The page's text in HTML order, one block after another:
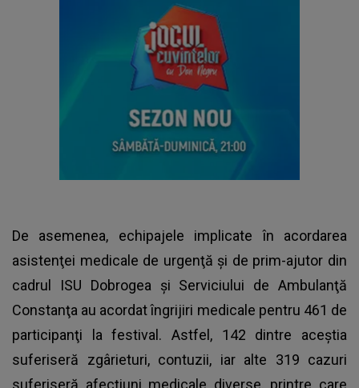
De asemenea, echipajele implicate în acordarea
asistenţei medicale de urgenţă şi de prim-ajutor din
cadrul ISU Dobrogea şi Serviciului de Ambulanţă
Constanţa au acordat îngrijiri medicale pentru 461 de
participanţi la festival. Astfel, 142 dintre aceştia
suferiseră zgârieturi, contuzii, iar alte 319 cazuri
suferiseră afecţiuni medicale diverse, printre care